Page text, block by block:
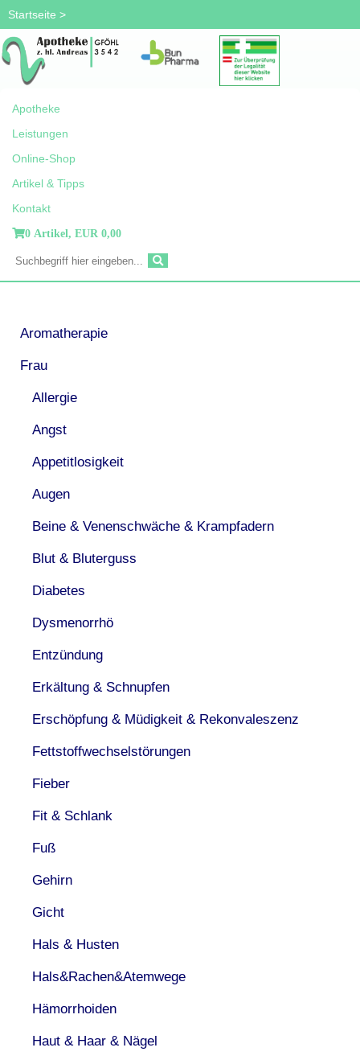
Startseite >
Apotheke
Leistungen
Online-Shop
Artikel & Tipps
Kontakt
0 Artikel, EUR 0,00
Aromatherapie
Frau
Allergie
Angst
Appetitlosigkeit
Augen
Beine & Venenschwäche & Krampfadern
Blut & Bluterguss
Diabetes
Dysmenorrhö
Entzündung
Erkältung & Schnupfen
Erschöpfung & Müdigkeit & Rekonvaleszenz
Fettstoffwechselstörungen
Fieber
Fit & Schlank
Fuß
Gehirn
Gicht
Hals & Husten
Hals&Rachen&Atemwege
Hämorrhoiden
Haut & Haar & Nägel